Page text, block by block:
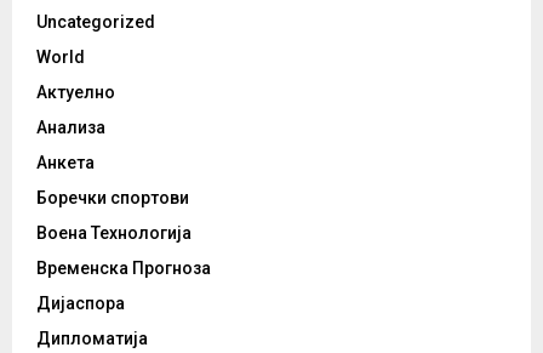
Uncategorized
World
Актуелно
Анализа
Анкета
Боречки спортови
Воена Технологија
Временска Прогноза
Дијаспора
Дипломатија